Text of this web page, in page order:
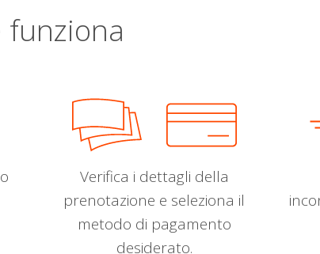
funziona
Verifica i dettagli della
prenotazione e seleziona il
metodo di pagamento
desiderato.